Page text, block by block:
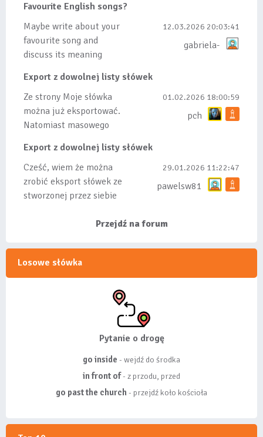
tez ze wszys...
Favourite English songs?
Maybe write about your
favourite song and
discuss its meaning
12.03.2026 20:03:41
gabriela-
Export z dowolnej listy słówek
Ze strony Moje słówka
można już eksportować.
Natomiast masowego
bo wiąże się...
01.02.2026 18:00:59
pch
Export z dowolnej listy słówek
Cześć, wiem że można
zrobić eksport słówek ze
stworzonej przez siebie
29.01.2026 11:22:47
pawelsw81
Przejdź na forum
Losowe słówka
Pytanie o drogę
go inside - wejdź do środka
in front of- z przodu, przed
go past the church- przejdź koło kościoła